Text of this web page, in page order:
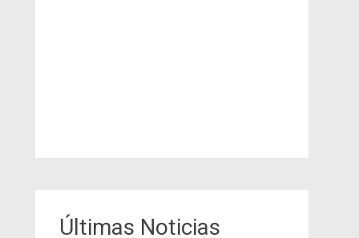
Últimas Noticias